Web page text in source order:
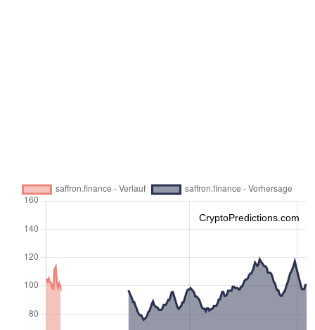
CryptoPredictions.com